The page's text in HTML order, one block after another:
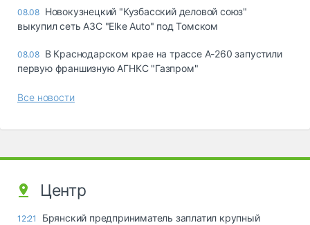
08.08 Новокузнецкий "Кузбасский деловой союз"
выкупил сеть АЗС "Elke Auto" под Томском
08.08 В Краснодарском крае на трассе А-260 запустили
первую франшизную АГНКС "Газпром"
Все новости
Центр
12:21
Брянский предприниматель заплатил крупный